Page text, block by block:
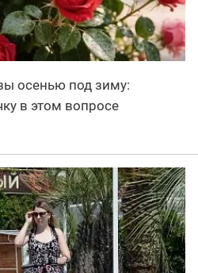
осенью под зиму:
в этом вопросе